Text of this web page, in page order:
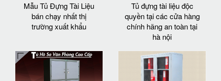
Mẫu Tủ Đựng Tài Liệu
bán chạy nhất thị
trường xuất khẩu
Tủ đựng tài liệu độc
quyền tại các cửa hàng
chính hãng an toàn tại
hà nội